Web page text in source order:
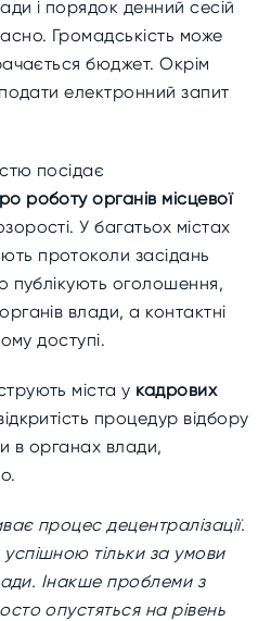
і порядок денний сесій
Громадськість може
бюджет. Окрім
електронний запит
посідає
роботу органів місцевої
У багатьох містах
протоколи засідань
публікують оголошення,
влади, а контактні
доступі.
міста у кадрових
процедур відбору
в органах влади,
процес децентралізації.
тільки за умови
Інакше проблеми з
опустяться на рівень